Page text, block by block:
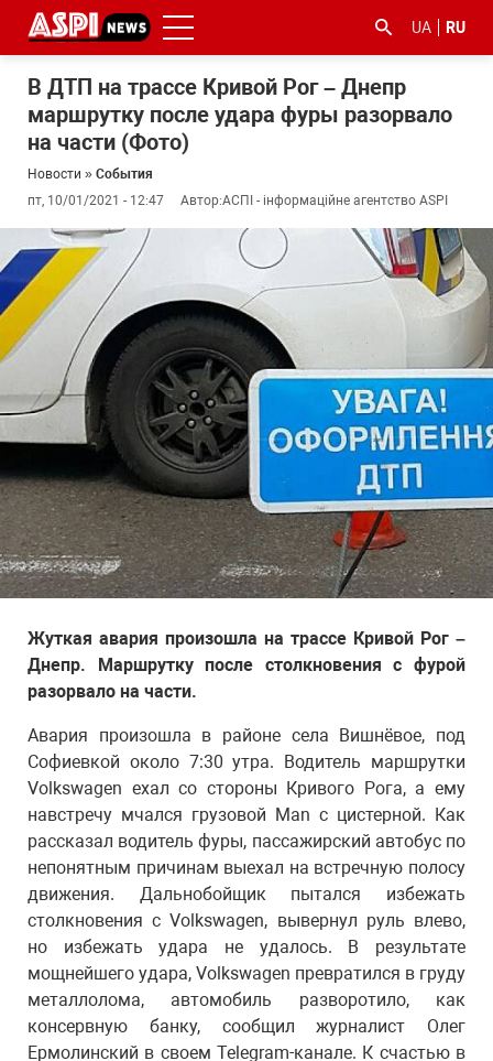
UA RU
В ДТП на трассе Кривой Рог – Днепр
маршрутку после удара фуры разорвало
на части (Фото)
Новости » События
пт, 10/01/2021 - 12:47
Автор:АСПІ - інформаційне агентство ASPI
Жуткая авария произошла на трассе Кривой Рог –
Днепр. Маршрутку после столкновения с фурой
разорвало на части.
Авария произошла в районе села Вишнёвое, под
Софиевкой около 7:30 утра. Водитель маршрутки
Volkswagen ехал со стороны Кривого Рога, а ему
навстречу мчался грузовой Man с цистерной. Как
рассказал водитель фуры, пассажирский автобус по
непонятным причинам выехал на встречную полосу
движения. Дальнобойщик пытался избежать
столкновения с Volkswagen, вывернул руль влево,
но избежать удара не удалось. В результате
мощнейшего удара, Volkswagen превратился в груду
металлолома, автомобиль разворотило, как
консервную банку, сообщил журналист Олег
Ермолинский в своем Telegram-канале. К счастью в
#ООС
#боротьба
з
корупцією
#Киев #коронавірус